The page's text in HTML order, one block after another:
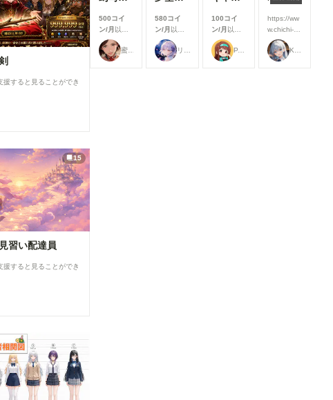
援すると見ることができ
15
習い配達員
援すると見ることができ
ルを探しや
すくなり、
これまで以
上にスムー
ズに生成を
が使えまし
たので、報
告です。
今回使った
500コイ
ン/月 以上
支援すると
見ることが
できます
蜜華
580コイ
ン/月 以上
支援すると
見ることが
できます
リンファ75
100コイ
ン/月 以上
支援すると
見ることが
できます
P.S.T.A.
https://ww
w.chichi-
pui.com/ev
ents/user-
events/07
Kamenashi(多忙)